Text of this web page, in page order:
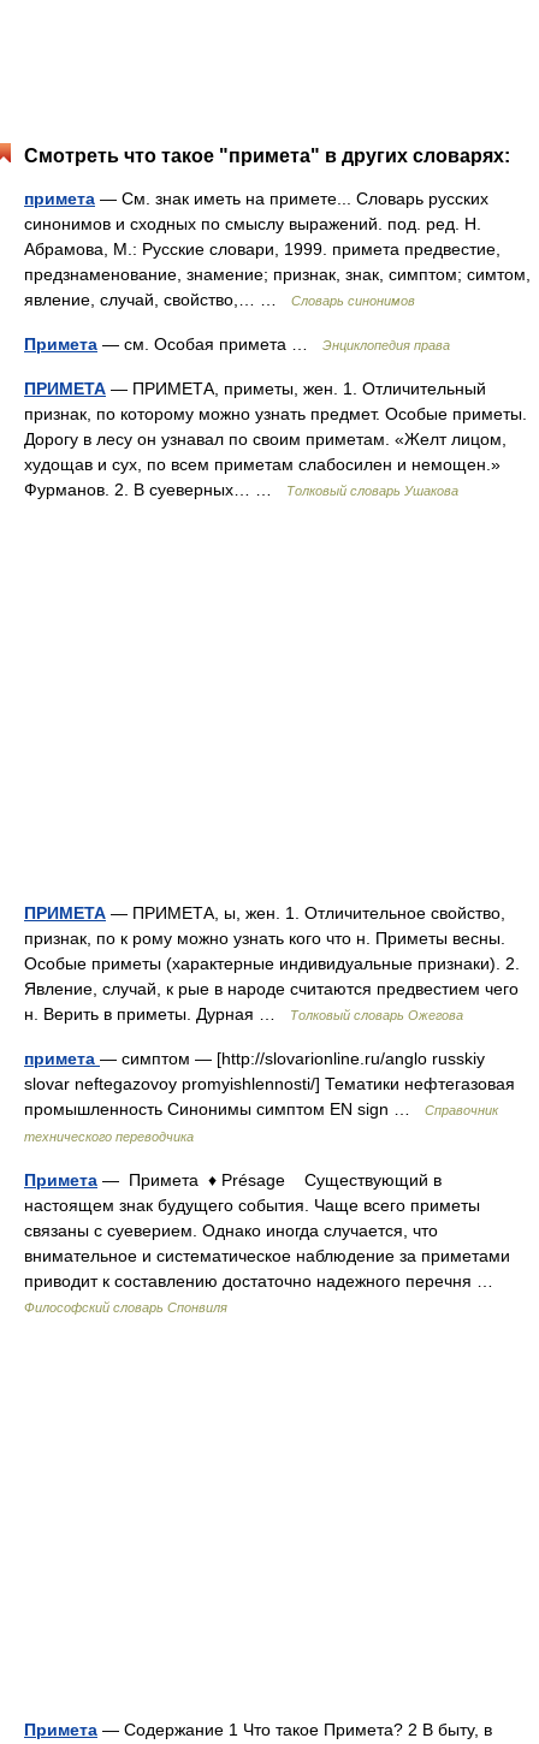
Смотреть что такое "примета" в других словарях:
примета — См. знак иметь на примете... Словарь русских
синонимов и сходных по смыслу выражений. под. ред. Н.
Абрамова, М.: Русские словари, 1999. примета предвестие,
предзнаменование, знамение; признак, знак, симптом; симтом,
явление, случай, свойство,… …
Словарь синонимов
Примета — см. Особая примета … Энциклопедия права
ПРИМЕТА — ПРИМЕТА, приметы, жен. 1. Отличительный
признак, по которому можно узнать предмет. Особые приметы.
Дорогу в лесу он узнавал по своим приметам. «Желт лицом,
худощав и сух, по всем приметам слабосилен и немощен.»
Фурманов. 2. В суеверных… …
Толковый словарь Ушакова
ПРИМЕТА — ПРИМЕТА, ы, жен. 1. Отличительное свойство,
признак, по к рому можно узнать кого что н. Приметы весны.
Особые приметы (характерные индивидуальные признаки). 2.
Явление, случай, к рые в народе считаются предвестием чего
н. Верить в приметы. Дурная …
Толковый словарь Ожегова
примета — симптом — [http://slovarionline.ru/anglo russkiy
slovar neftegazovoy promyishlennosti/] Тематики нефтегазовая
промышленность Синонимы симптом EN sign …
Справочник
технического переводчика
Примета — Примета ♦ Présage Существующий в
настоящем знак будущего события. Чаще всего приметы
связаны с суеверием. Однако иногда случается, что
внимательное и систематическое наблюдение за приметами
приводит к составлению достаточно надежного перечня …
Философский словарь Спонвиля
Примета — Содержание 1 Что такое Примета? 2 В быту, в